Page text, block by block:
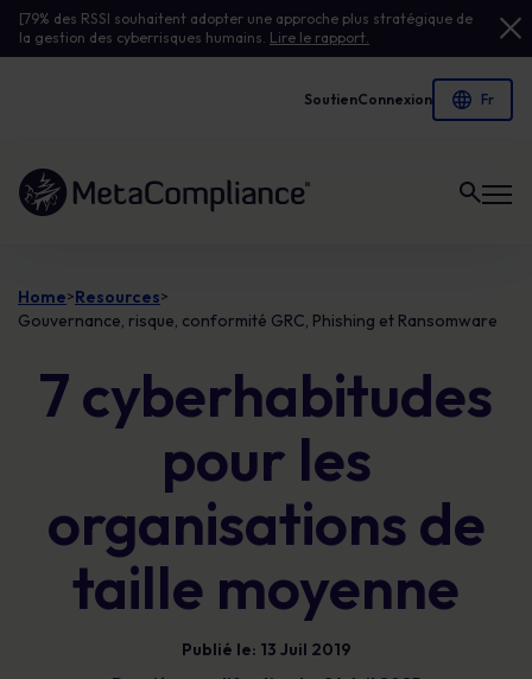
[79% des RSSI souhaitent adopter une approche plus stratégique de
la gestion des cyberrisques humains. Lire le rapport.
SoutienConnexion
Lien vers la page d'accueil
Home>Resources>
Gouvernance, risque, conformité GRC, Phishing et Ransomware
7 cyberhabitudes
pour les
organisations de
taille moyenne
Publié le: 13 Juil 2019